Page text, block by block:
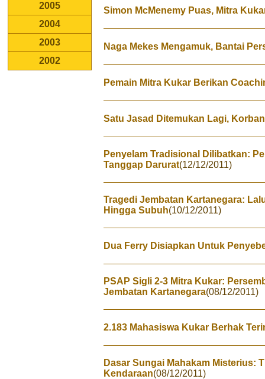
2005
2004
2003
2002
Simon McMenemy Puas, Mitra
Naga Mekes Mengamuk, Bantai
Pemain Mitra Kukar Berikan
Satu Jasad Ditemukan Lagi,
Penyelam Tradisional Dilibatkan:
Tanggap Darurat(12/12/2011)
Tragedi Jembatan Kartanegara:
Hingga Subuh(10/12/2011)
Dua Ferry Disiapkan Untuk
PSAP Sigli 2-3 Mitra Kukar:
Jembatan Kartanegara(08/12/2011)
2.183 Mahasiswa Kukar Berhak
Dasar Sungai Mahakam Misterius:
Kendaraan(08/12/2011)